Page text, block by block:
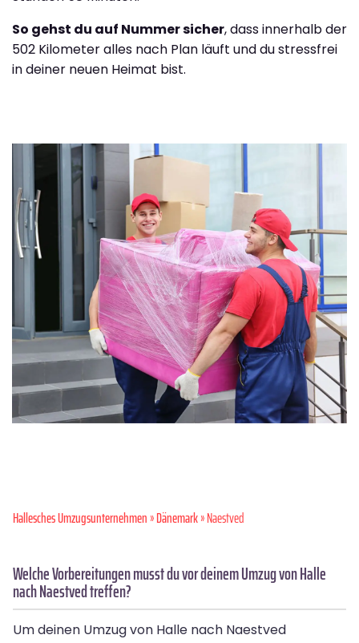
So gehst du auf Nummer sicher, dass innerhalb der
502 Kilometer alles nach Plan läuft und du stressfrei
in deiner neuen Heimat bist.
Hallesches Umzugsunternehmen»Dänemark» Naestved
Welche Vorbereitungen musst du vor deinem Umzug von Halle
nach Naestved treffen?
Um deinen Umzug von Halle nach Naestved